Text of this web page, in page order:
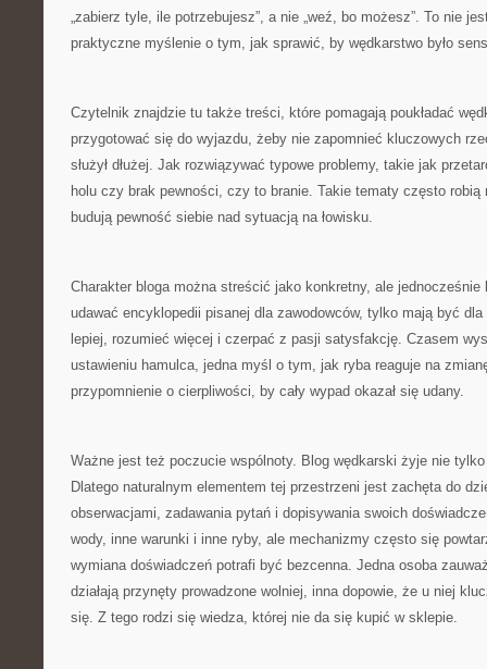
„zabierz tyle, ile potrzebujesz”, a nie „weź, bo możesz”. To nie
praktyczne myślenie o tym, jak sprawić, by wędkarstwo było
Czytelnik znajdzie tu także treści, które pomagają poukładać
przygotować się do wyjazdu, żeby nie zapomnieć kluczowych
służył dłużej. Jak rozwiązywać typowe problemy, takie jak
holu czy brak pewności, czy to branie. Takie tematy często robią
budują pewność siebie nad sytuacją na łowisku.
Charakter bloga można streścić jako konkretny, ale
udawać encyklopedii pisanej dla zawodowców, tylko mają być
lepiej, rozumieć więcej i czerpać z pasji satysfakcję. Czasem
ustawieniu hamulca, jedna myśl o tym, jak ryba reaguje na
przypomnienie o cierpliwości, by cały wypad okazał się udany.
Ważne jest też poczucie wspólnoty. Blog wędkarski żyje nie
Dlatego naturalnym elementem tej przestrzeni jest zachęta do
obserwacjami, zadawania pytań i dopisywania swoich
wody, inne warunki i inne ryby, ale mechanizmy często się
wymiana doświadczeń potrafi być bezcenna. Jedna osoba
działają przynęty prowadzone wolniej, inna dopowie, że u niej
się. Z tego rodzi się wiedza, której nie da się kupić w sklepie.